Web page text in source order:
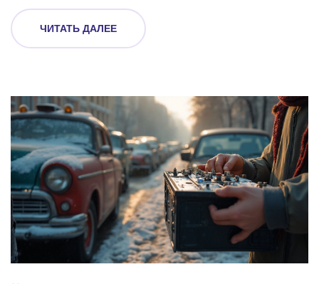
если твоя машина будет стоять долго, ты сможешь
продлить её жизнь.
ЧИТАТЬ ДАЛЕЕ